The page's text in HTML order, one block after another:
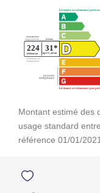
Montant estimé des
usage standard
référence 01/01/2021.